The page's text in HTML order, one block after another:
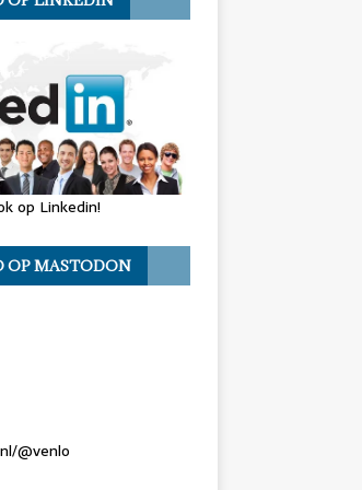
op Linkedin!
OP MASTODON
@venlo